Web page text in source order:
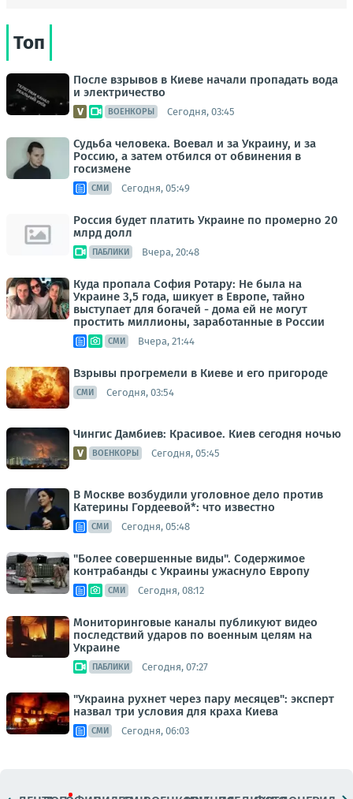
Топ
После взрывов в Киеве начали пропадать вода
и электричество
ВОЕНКОРЫ Сегодня, 03:45
Судьба человека. Воевал и за Украину, и за
Россию, а затем отбился от обвинения в
госизмене
СМИ Сегодня, 05:49
Россия будет платить Украине по промерно 20
млрд долл
ПАБЛИКИ Вчера, 20:48
Куда пропала София Ротару: Не была на
Украине 3,5 года, шикует в Европе, тайно
выступает для богачей - дома ей не могут
простить миллионы, заработанные в России
СМИ Вчера, 21:44
Взрывы прогремели в Киеве и его пригороде
СМИ Сегодня, 03:54
Чингис Дамбиев: Красивое. Киев сегодня ночью
ВОЕНКОРЫ Сегодня, 05:45
В Москве возбудили уголовное дело против
Катерины Гордеевой*: что известно
СМИ Сегодня, 05:48
"Более совершенные виды". Содержимое
контрабанды с Украины ужаснуло Европу
СМИ Сегодня, 08:12
Мониторинговые каналы публикуют видео
последствий ударов по военным целям на
Украине
ПАБЛИКИ Сегодня, 07:27
"Украина рухнет через пару месяцев": эксперт
назвал три условия для краха Киева
СМИ Сегодня, 06:03